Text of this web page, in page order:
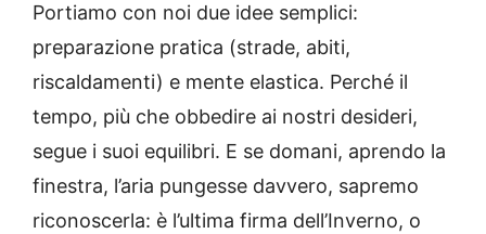
Portiamo con noi due idee semplici:
preparazione pratica (strade, abiti,
riscaldamenti) e mente elastica. Perché il
tempo, più che obbedire ai nostri desideri,
segue i suoi equilibri. E se domani, aprendo la
finestra, l’aria pungesse davvero, sapremo
riconoscerla: è l’ultima firma dell’Inverno, o